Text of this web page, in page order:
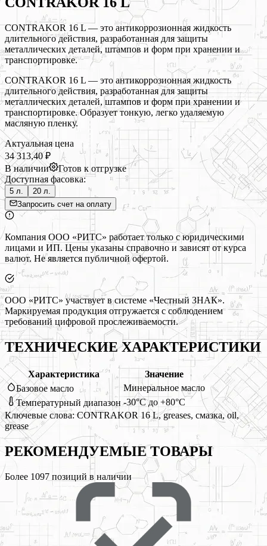
CONTRAKOR 16 L — это антикоррозионная жидкость
длительного действия, разработанная для защиты
металлических деталей, штампов и форм при хранении и
транспортировке.
CONTRAKOR 16 L — это антикоррозионная жидкость
длительного действия, разработанная для защиты
металлических деталей, штампов и форм при хранении и
транспортировке. Образует тонкую, легко удаляемую
масляную пленку.
Актуальная цена
34 313,40 ₽
В наличии
Готов к отгрузке
Доступная фасовка:
5 л.
20 л.
Запросить счет на оплату
Компания ООО «РИТС» работает только с юридическими
лицами и ИП. Цены указаны справочно и зависят от курса
валют. Не является публичной офертой.
ООО «РИТС» участвует в системе «Честный ЗНАК».
Маркируемая продукция отгружается с соблюдением
требований цифровой прослеживаемости.
ТЕХНИЧЕСКИЕ ХАРАКТЕРИСТИКИ
Характеристика
Значение
Базовое масло
Минеральное масло
Температурный диапазон -30°C до +80°C
Ключевые слова:CONTRAKOR 16 L, greases, смазка, oil,
grease
РЕКОМЕНДУЕМЫЕТОВАРЫ
Более 1097 позиций в наличии